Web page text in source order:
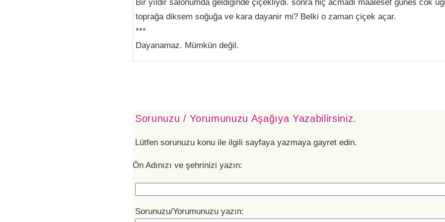
toprağa diksem soğuğa ve kara dayanir mi? Belki o zaman çiçek açar.
***
Dayanamaz. Mümkün değil.
Sorunuzu / Yorumunuzu Aşağıya Yazabilirsiniz.
Lütfen sorunuzu konu ile ilgili sayfaya yazmaya gayret edin.
Ön Adınızı ve şehrinizi yazın:
Sorunuzu/Yorumunuzu yazın: